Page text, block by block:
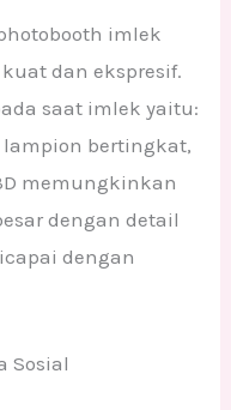
imlek
dan ekspresif.
saat imlek yaitu:
lampion bertingkat,
memungkinkan
dengan detail
dengan
Sosial